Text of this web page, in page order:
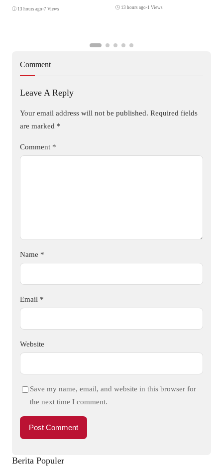
13 hours ago •7 Views 13 hours ago •1 Views
Comment
Leave A Reply
Your email address will not be published. Required fields
are marked *
Comment *
Name *
Email *
Website
Save my name, email, and website in this browser for
the next time I comment.
Berita Populer